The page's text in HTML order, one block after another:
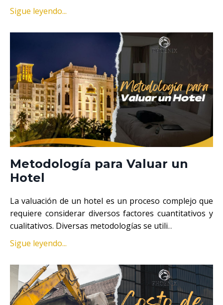
Sigue leyendo...
Metodología para Valuar un
Hotel
La valuación de un hotel es un proceso complejo que
requiere considerar diversos factores cuantitativos y
cualitativos. Diversas metodologías se utili...
Sigue leyendo...